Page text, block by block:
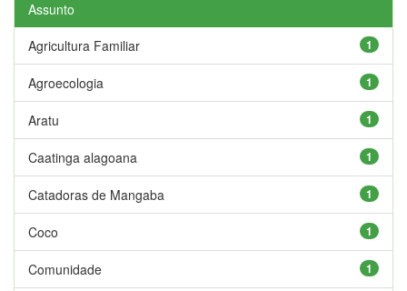
Assunto
1
Agricultura Familiar
1
Agroecologia
1
Aratu
1
Caatinga alagoana
1
Catadoras de Mangaba
1
Coco
1
Comunidade